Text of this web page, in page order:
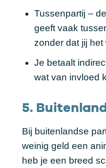
Tussenpartij –
geeft vaak
zonder dat jij het
Je betaalt
wat van invloed
5.
Bij buitenlandse
weinig geld een
heb je een breed